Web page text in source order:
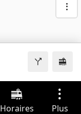
Horaires Plus